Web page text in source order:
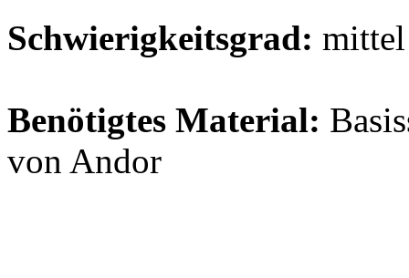
Schwierigkeitsgrad: mittel
Benötigtes Material:
von Andor